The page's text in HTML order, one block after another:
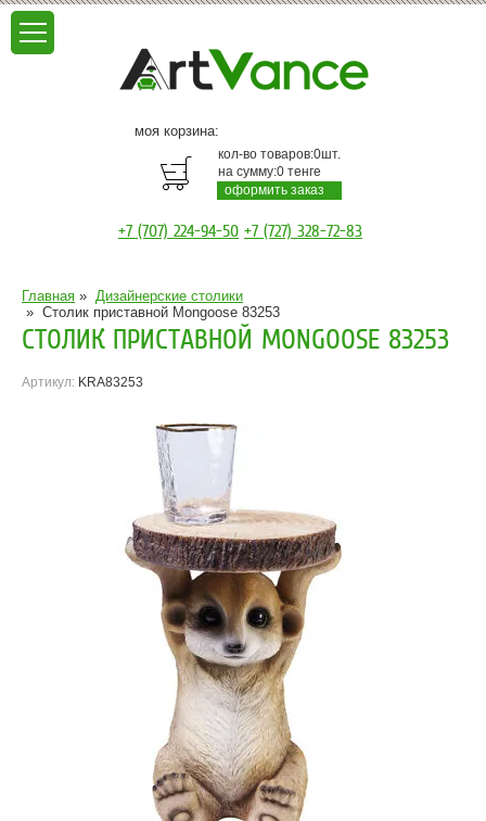
моя корзина:
кол-во товаров:0шт.
на сумму:0 тенге
оформить заказ
+7 (707) 224-94-50 +7 (727) 328-72-83
Главная » Дизайнерские столики
» Столик приставной Mongoose 83253
СТОЛИК ПРИСТАВНОЙ MONGOOSE 83253
Артикул: KRA83253